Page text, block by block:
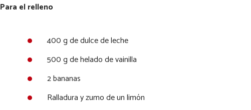
Para el relleno
400 g de dulce de leche
500 g de helado de vainilla
2 bananas
Ralladura y zumo de un limón